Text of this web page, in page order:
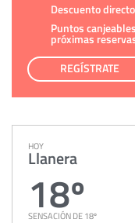
Descuento
Puntos
próximas
REGÍSTRATE
HOY
Llanera
18º
SENSACIÓN DE 18º